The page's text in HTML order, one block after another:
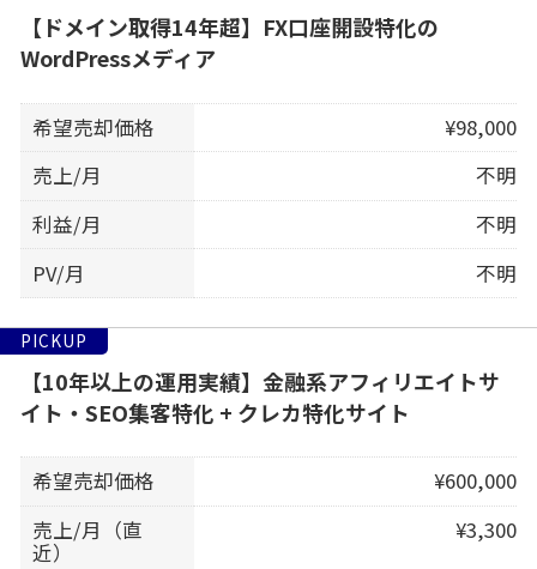
【ドメイン取得14年超】FX口座開設特化の
WordPressメディア
希望売却価格
¥98,000
売上/月
不明
利益/月
不明
PV/月
不明
PICKUP
【10年以上の運用実績】金融系アフィリエイトサ
イト・SEO集客特化 + クレカ特化サイト
希望売却価格
¥600,000
売上/月（直
近）
¥3,300